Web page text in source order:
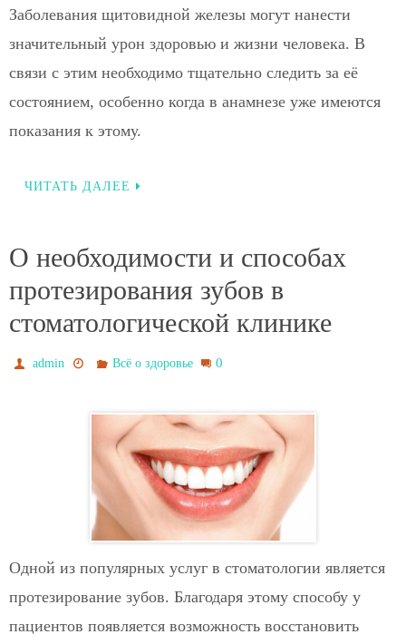
Заболевания щитовидной железы могут нанести
значительный урон здоровью и жизни человека. В
связи с этим необходимо тщательно следить за её
состоянием, особенно когда в анамнезе уже имеются
показания к этому.
ЧИТАТЬ ДАЛЕЕ
О необходимости и способах
протезирования зубов в
стоматологической клинике
admin Всё о здоровье 0
Одной из популярных услуг в стоматологии является
протезирование зубов. Благодаря этому способу у
пациентов появляется возможность восстановить